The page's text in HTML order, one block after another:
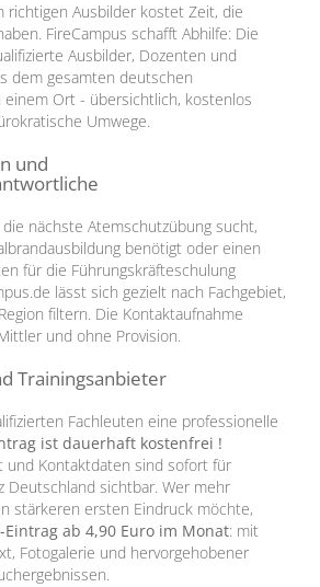
richtigen Ausbilder kostet Zeit, die
FireCampus schafft Abhilfe: Die
Ausbilder, Dozenten und
dem gesamten deutschen
einem Ort - übersichtlich, kostenlos
Umwege.
und
nächste Atemschutzübung sucht,
benötigt oder einen
für die Führungskräfteschulung
lässt sich gezielt nach Fachgebiet,
filtern. Die Kontaktaufnahme
und ohne Provision.
Trainingsanbieter
Fachleuten eine professionelle
ist dauerhaft kostenfrei !
und Kontaktdaten sind sofort für
Deutschland sichtbar. Wer mehr
stärkeren ersten Eindruck möchte,
Eintrag ab 4,90 Euro im Monat: mit
Fotogalerie und hervorgehobener